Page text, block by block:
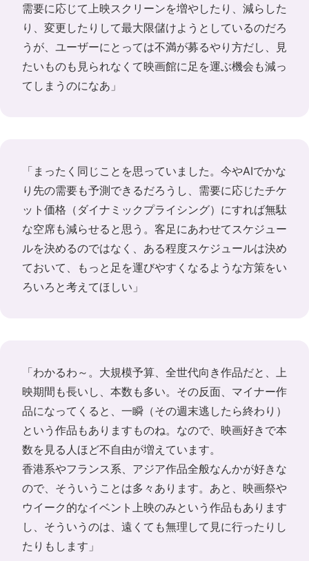
需要に応じて上映スクリーンを増やしたり、減らした
り、変更したりして最大限儲けようとしているのだろ
うが、ユーザーにとっては不満が募るやり方だし、見
たいものも見られなくて映画館に足を運ぶ機会も減っ
てしまうのになあ」
「まったく同じことを思っていました。今やAIでかな
り先の需要も予測できるだろうし、需要に応じたチケ
ット価格（ダイナミックプライシング）にすれば無駄
な空席も減らせると思う。客足にあわせてスケジュー
ルを決めるのではなく、ある程度スケジュールは決め
ておいて、もっと足を運びやすくなるような方策をい
ろいろと考えてほしい」
「わかるわ～。大規模予算、全世代向き作品だと、上
映期間も長いし、本数も多い。その反面、マイナー作
品になってくると、一瞬（その週末逃したら終わり）
という作品もありますものね。なので、映画好きで本
数を見る人ほど不自由が増えています。
香港系やフランス系、アジア作品全般なんかが好きな
ので、そういうことは多々あります。あと、映画祭や
ウイーク的なイベント上映のみという作品もあります
し、そういうのは、遠くても無理して見に行ったりし
たりもします」